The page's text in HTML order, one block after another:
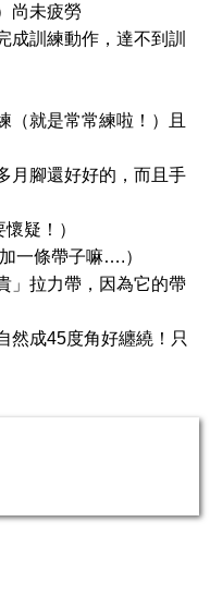
尚未疲勞
成訓練動作，達不到訓
就是常常練啦！）且
月腳還好好的，而且手
疑！）
一條帶子嘛….）
」拉力帶，因為它的帶
然成45度角好纏繞！只